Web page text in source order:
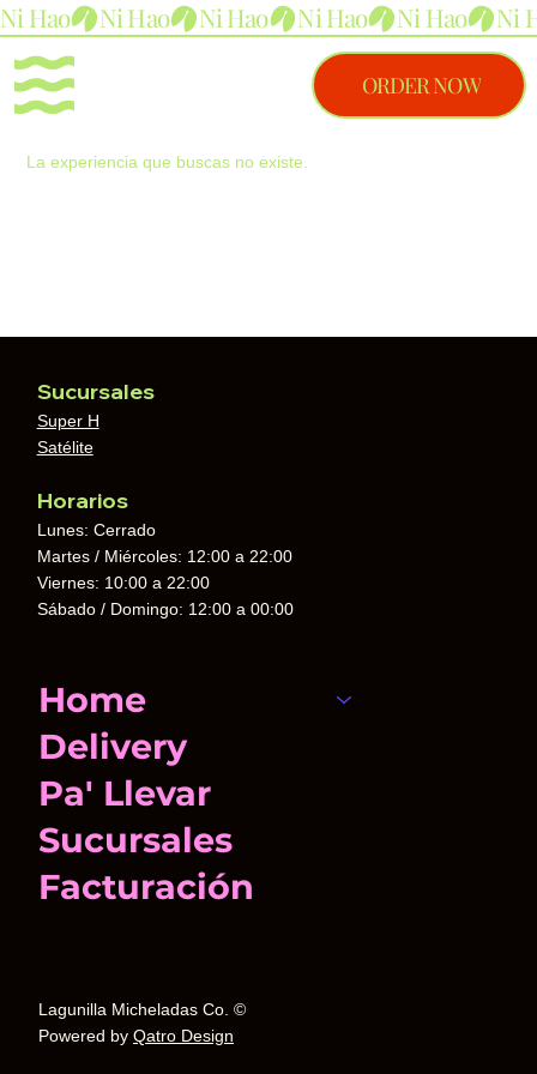
Ni Hao
ORDER NOW
La experiencia que buscas no existe.
Sucursales
Super H
Satélite
Horarios
Lunes: Cerrado
Martes / Miércoles: 12:00 a 22:00
Viernes: 10:00 a 22:00
Sábado / Domingo: 12:00 a 00:00
Home
Delivery
Pa' Llevar
Sucursales
Facturación
Lagunilla Micheladas Co. ©
Powered by Qatro Design